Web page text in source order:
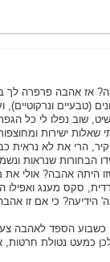
אז אהבה פרפרה לך
(טבעיים ונרקוטיים),
שוב נפלו לי כל
שאלות ישירות
הקיר, הרי את לא נראית
הבחורות שנראות
היתה אהבה? אולי
סקס מענג ואפילו
הידיעה? כי אם זו
כשבוע הספד לאהבה
כמעט נטולת חרטות,